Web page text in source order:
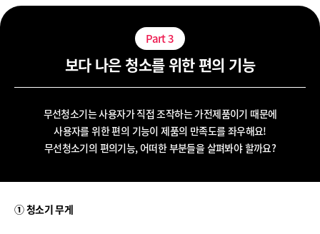
Part3
보다 나은 청소를 위한 편의 기능
무선청소기는 사용자가 직접 조작하는 가전제품이기 때문에
사용자를 위한 편의 기능이 제품의 만족도를 좌우해요!
무선청소기의 편의기능, 어떠한 부분들을 살펴봐야 할까요?
① 청소기 무게